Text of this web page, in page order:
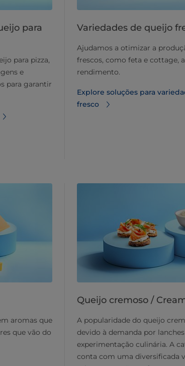
para
para pizza,
e
para garantir
Variedades de queijo
Ajudamos a otimizar a
frescos, como feta e cottage,
rendimento.
Explore soluções para
fresco
aromas que
que vão do
Queijo cremoso /
A popularidade do queijo
devido à demanda por
experimentação culinária. A
conta com uma diversificada